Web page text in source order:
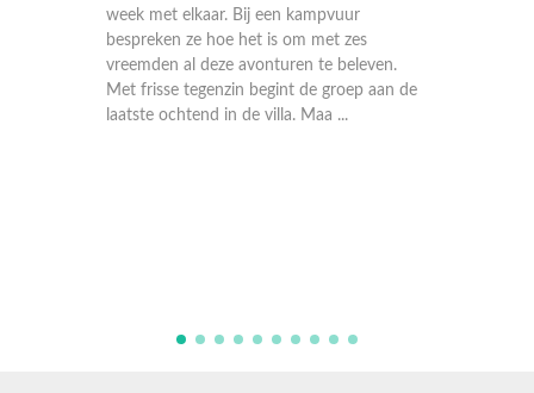
week met elkaar. Bij een kampvuur
bespreken ze hoe het is om met zes
vreemden al deze avonturen te beleven.
Met frisse tegenzin begint de groep aan de
laatste ochtend in de villa. Maa ...